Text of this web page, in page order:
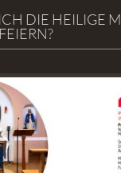
DIE HEILIGE